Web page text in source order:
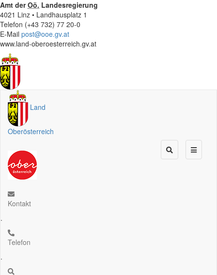
Amt derOö. Landesregierung
4021 Linz • Landhausplatz 1
Telefon (+43 732) 77 20-0
E-Mail post@ooe.gv.at
www.land-oberoesterreich.gv.at
Land
Oberösterreich
Kontakt
.
Telefon
.